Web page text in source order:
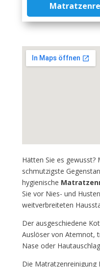
Hätten Sie es
schmutzigste
hygienische
Sie vor Nies- und
weitverbreiteten
Der ausgeschiedene
Auslöser von Atemnot,
Nase oder
Die Matratzenreinigung